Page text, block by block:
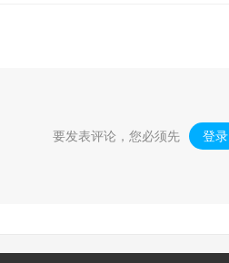
要发表评论，您必须先 登录